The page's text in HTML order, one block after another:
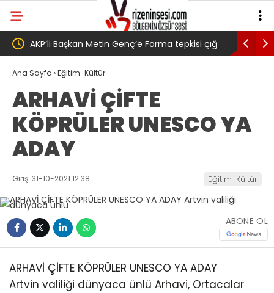
tepkisi çığ
Genç,
Salah transferi sonrası 6661 forma alan
belediye başkanına ‘Kimin parasıyla’ sorusu
Ana Sayfa ›Eğitim-Kültür
ARHAVİ ÇİFTE
KÖPRÜLER UNESCO YA
ADAY
Giriş: 31-10-2021 12:38 Eğitim-Kültür
ABONE OL
ARHAVİ ÇİFTE KÖPRÜLER UNESCO YA ADAY
Artvin valiliği dünyaca ünlü Arhavi, Ortacalar